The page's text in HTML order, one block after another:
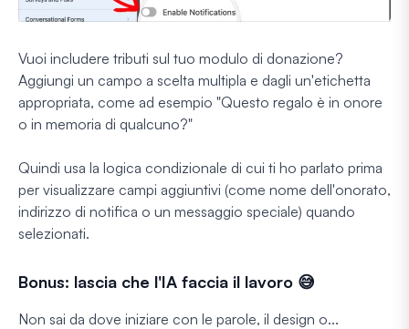
Vuoi includere tributi sul tuo modulo di donazione?
Aggiungi un campo a scelta multipla e dagli un'etichetta
appropriata, come ad esempio "Questo regalo è in onore
o in memoria di qualcuno?"
Quindi usa la logica condizionale di cui ti ho parlato prima
per visualizzare campi aggiuntivi (come nome dell'onorato,
indirizzo di notifica o un messaggio speciale) quando
selezionati.
Bonus: lascia che l'IA faccia il lavoro 😅
Non sai da dove iniziare con le parole, il design o...